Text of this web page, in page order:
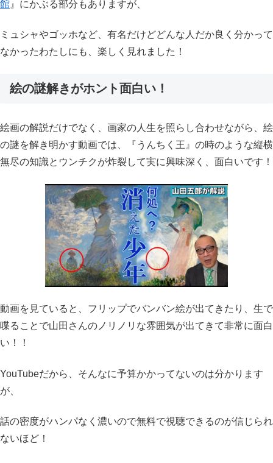
館 』にかぶる部分もありますが、
ミュシャやゴッホなど、有名だけどどんな人だか良く分かって
なかったわたしにも、楽しく見れました！
絵の謎解きがホント面白い！
絵画の解説だけでなく、画家の人生を照らし合わせながら、絵
の謎を解き明かす動画では、『うんちく王』の時のような縦横
無尽の知識とウンチクが炸裂して実に興味深く、面白いです！
動画を見ていると、フリップでバンバン絵が出てきたり、生で
喋ることで山田さんのノリノリな雰囲気が出てきて非常に面白
い！！
YouTubeだから、そんなに予算かかってないのは分かります
が、
話の密度がハンパなく濃いので無料で視聴できるのが信じられ
ないほど！